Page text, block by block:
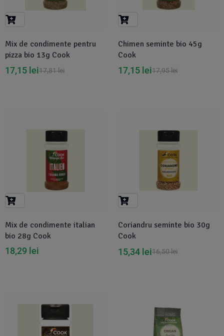
Mix de condimente pentru
pizza bio 13g Cook
17,81lei
17,15 lei
Chimen seminte bio 45g
Cook
17,95lei
17,15 lei
Mix de condimente italian
bio 28g Cook
18,29 lei
Coriandru seminte bio 30g
Cook
16,50lei
15,34 lei